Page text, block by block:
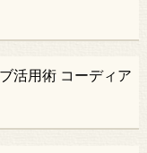
活用術 コーディア